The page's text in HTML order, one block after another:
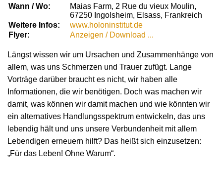
Wann / Wo:
Maias Farm, 2 Rue du vieux Moulin,
67250 Ingolsheim, Elsass, Frankreich
Weitere Infos:
www.holoninstitut.de
Flyer:
Anzeigen / Download ...
Längst wissen wir um Ursachen und Zusammenhänge von
allem, was uns Schmerzen und Trauer zufügt. Lange
Vorträge darüber braucht es nicht, wir haben alle
Informationen, die wir benötigen. Doch was machen wir
damit, was können wir damit machen und wie könnten wir
ein alternatives Handlungsspektrum entwickeln, das uns
lebendig hält und uns unsere Verbundenheit mit allem
Lebendigen erneuern hilft? Das heißt sich einzusetzen:
„Für das Leben! Ohne Warum“.